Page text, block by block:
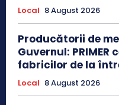
Local 8 August 2026
Producătorii de
Guvernul: PRIMER
fabricilor de la
Local 8 August 2026